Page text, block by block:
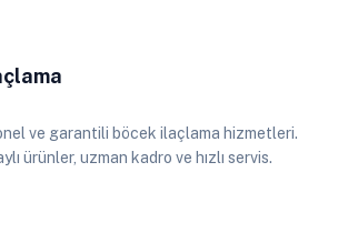
ve garantili böcek ilaçlama hizmetleri.
ürünler, uzman kadro ve hızlı servis.